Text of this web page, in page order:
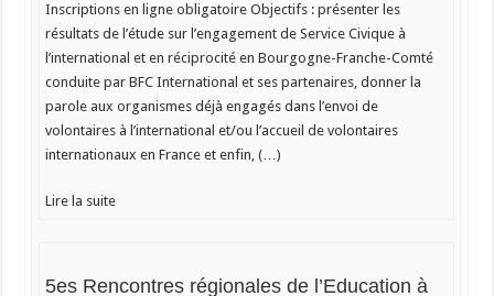
Inscriptions en ligne obligatoire Objectifs : présenter les
résultats de l’étude sur l’engagement de Service Civique à
l’international et en réciprocité en Bourgogne-Franche-Comté
conduite par BFC International et ses partenaires, donner la
parole aux organismes déjà engagés dans l’envoi de
volontaires à l’international et/ou l’accueil de volontaires
internationaux en France et enfin, (…)
Lire la suite
5es Rencontres régionales de l’Education à